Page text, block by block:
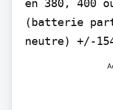
en 380, 400
(batterie
neutre) +/-